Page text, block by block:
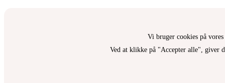
Vi bruger cookies på
Ved at klikke på "Accepter alle", giver